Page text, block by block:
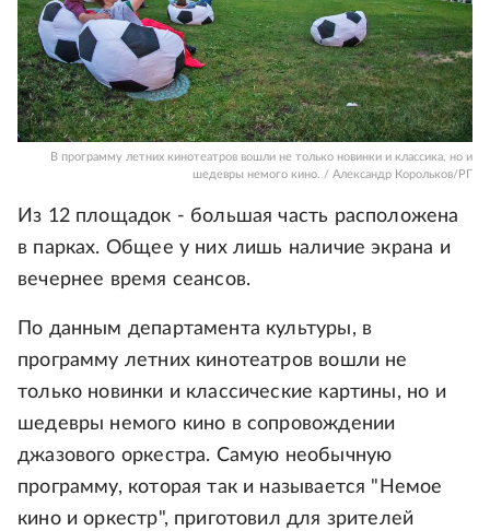
В программу летних кинотеатров вошли не только новинки и классика, но и
шедевры немого кино. / Александр Корольков/РГ
Из 12 площадок - большая часть расположена
в парках. Общее у них лишь наличие экрана и
вечернее время сеансов.
По данным департамента культуры, в
программу летних кинотеатров вошли не
только новинки и классические картины, но и
шедевры немого кино в сопровождении
джазового оркестра. Самую необычную
программу, которая так и называется "Немое
кино и оркестр", приготовил для зрителей